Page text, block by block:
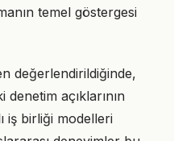
temel göstergesi
değerlendirildiğinde,
denetim açıklarının
iş birliği modelleri